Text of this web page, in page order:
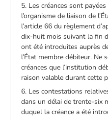
5. Les créances sont
l’organisme de liaison de
l’article 66 du règlement
dix-huit mois suivant la fin
ont été introduites auprès
l’État membre débiteur. Ne
créances que l’institution
raison valable durant cette
6. Les contestations
dans un délai de trente-six
duquel la créance a été